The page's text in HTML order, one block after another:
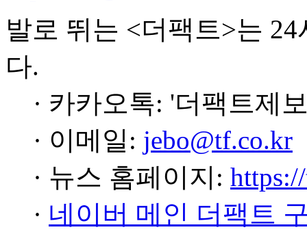
발로 뛰는 <더팩트>는
다.
· 카카오톡: '더팩트제
· 이메일: jebo@tf.co.kr
· 뉴스 홈페이지:
· 네이버 메인 더팩트